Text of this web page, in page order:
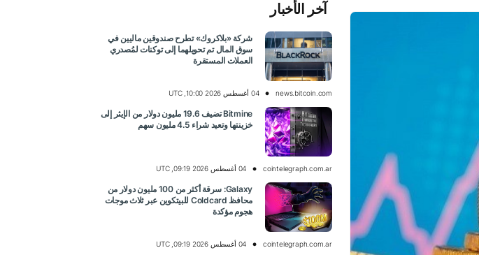
آخر الأخبار
شركة «بلاكروك» تطرح صندوقين ماليين في
سوق المال تم تحويلهما إلى توكنات لمُصدري
العملات المستقرة
news.bitcoin.com 04 أغسطس 2026 10:00, UTC
Bitmine تضيف 19.6 مليون دولار من الإيثر إلى
خزينتها وتعيد شراء 4.5 مليون سهم
cointelegraph.com.ar 04 أغسطس 2026 09:19, UTC
Galaxy: سرقة أكثر من 100 مليون دولار من
محافظ Coldcard للبيتكوين عبر ثلاث موجات
هجوم مؤكدة
cointelegraph.com.ar 04 أغسطس 2026 09:19, UTC